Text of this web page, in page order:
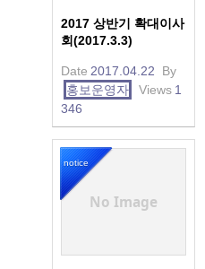
2017 상반기 확대이사
회(2017.3.3)
Date 2017.04.22
By
홍보운영자
Views 1
346
No Image
notice